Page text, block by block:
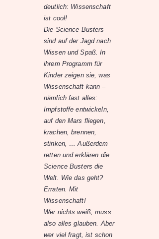
deutlich: Wissenschaft
ist cool!
Die Science Busters
sind auf der Jagd nach
Wissen und Spaß. In
ihrem Programm für
Kinder zeigen sie, was
Wissenschaft kann –
nämlich fast alles:
Impfstoffe entwickeln,
auf den Mars fliegen,
krachen, brennen,
stinken, … Außerdem
retten und erklären die
Science Busters die
Welt. Wie das geht?
Erraten. Mit
Wissenschaft!
Wer nichts weiß, muss
also alles glauben. Aber
wer viel fragt, ist schon